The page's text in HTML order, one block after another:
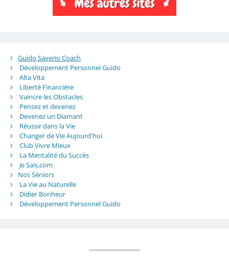
Guido Saverio Coach
Développement Personnel Guido
Alta Vita
Liberté Financière
Vaincre les Obstacles
Pensez et devenez
Devenez un Diamant
Réussir dans la Vie
Changer de Vie Aujourd'hui
Club Vivre Mieux
La Mentalité du Succès
Je Sais,com
Nos Séniors
La Vie au Naturelle
Didier Bonheur
Développement Personnel Guido